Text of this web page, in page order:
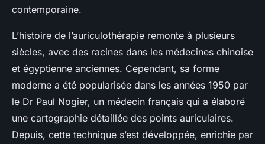
contemporaine.
L’histoire de l’auriculothérapie remonte à plusieurs
siècles, avec des racines dans les médecines chinoise
et égyptienne anciennes. Cependant, sa forme
moderne a été popularisée dans les années 1950 par
le Dr Paul Nogier, un médecin français qui a élaboré
une cartographie détaillée des points auriculaires.
Depuis, cette technique s’est développée, enrichie par